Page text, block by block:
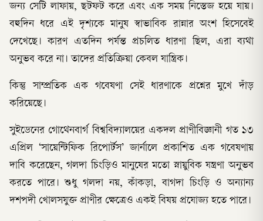
জন্য সেটি লাফায়, ছটফট করে এবং এক সময় নিস্তেজ হয়ে যায়।
বহুদিন ধরে এই দৃশ্যকে মানুষ স্বাভাবিক রান্নার অংশ হিসেবেই
দেখেছে। কারণ এতদিন পর্যন্ত প্রচলিত ধারণা ছিল, এরা ব্যথা
অনুভব করে না। তাদের প্রতিক্রিয়া কেবল যান্ত্রিক।
কিন্তু সাম্প্রতিক এক গবেষণা সেই ধারণাকে প্রশ্নের মুখে দাঁড়
করিয়েছে।
সুইডেনের গোথেনবার্গ বিশ্ববিদ্যালয়ের একদল প্রাণীবিজ্ঞানী গত ১৩
এপ্রিল ‘সায়েন্টিফিক রিপোর্টস’ জার্নালে প্রকাশিত এক গবেষণায়
দাবি করেছেন, গলদা চিংড়িও মানুষের মতো স্নায়ুবিক যন্ত্রণা অনুভব
করতে পারে। শুধু গলদা নয়, কাঁকড়া, বাগদা চিংড়ি ও অন্যান্য
দশপদী খোলসযুক্ত প্রাণীর ক্ষেত্রেও একই বিষয় প্রযোজ্য হতে পারে।